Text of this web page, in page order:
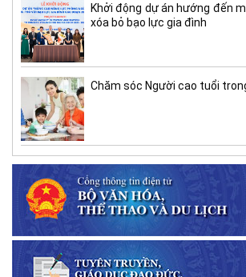
Khởi động dự án hướng đến
xóa bỏ bạo lực gia đình
Chăm sóc Người cao tuổi